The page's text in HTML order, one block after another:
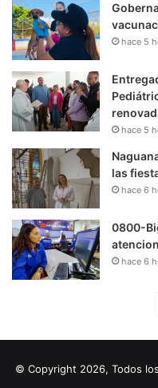
hace 5
hace 5
las
hace 6
0800-
hace 6
© Copyright 2026, Todos